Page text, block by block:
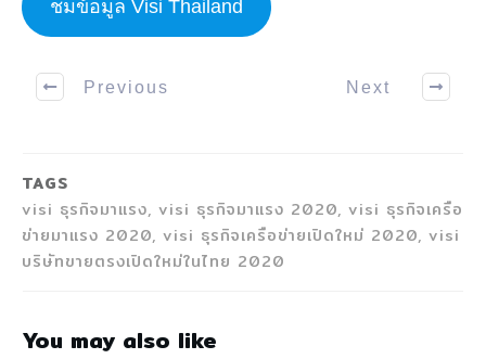
ชมข้อมูล Visi Thailand
Previous Next
TAGS
visi ธุรกิจมาแรง, visi ธุรกิจมาแรง 2020, visi ธุรกิจเครือ
ข่ายมาแรง 2020, visi ธุรกิจเครือข่ายเปิดใหม่ 2020, visi
บริษัทขายตรงเปิดใหม่ในไทย 2020
You may also like